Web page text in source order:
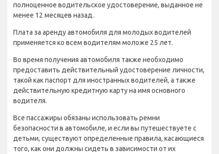
полноценное водительское удостоверение, выданное не
менее 12 месяцев назад.
Плата за аренду автомобиля для молодых водителей
применяется ко всем водителям моложе 25 лет.
Во время получения автомобиля также необходимо
предоставить действительный удостоверение личности,
такой как паспорт для иностранных водителей, а также
действительную кредитную карту на имя основного
водителя.
Все пассажиры обязаны использовать ремни
безопасности в автомобиле, и если вы путешествуете с
детьми, существуют определенные правила, касающиеся
того, как они должны сидеть в зависимости от их